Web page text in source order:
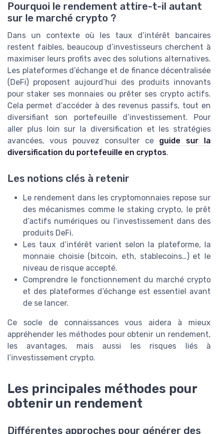
Pourquoi le rendement attire-t-il autant
sur le marché crypto ?
Dans un contexte où les taux d’intérêt bancaires
restent faibles, beaucoup d’investisseurs cherchent à
maximiser leurs profits avec des solutions alternatives.
Les plateformes d’échange et de finance décentralisée
(DeFi) proposent aujourd’hui des produits innovants
pour staker ses monnaies ou prêter ses crypto actifs.
Cela permet d’accéder à des revenus passifs, tout en
diversifiant son portefeuille d’investissement. Pour
aller plus loin sur la diversification et les stratégies
avancées, vous pouvez consulter ce guide sur la
diversification du portefeuille en cryptos.
Les notions clés à retenir
Le rendement dans les cryptomonnaies repose sur
des mécanismes comme le staking crypto, le prêt
d’actifs numériques ou l’investissement dans des
produits DeFi.
Les taux d’intérêt varient selon la plateforme, la
monnaie choisie (bitcoin, eth, stablecoins…) et le
niveau de risque accepté.
Comprendre le fonctionnement du marché crypto
et des plateformes d’échange est essentiel avant
de se lancer.
Ce socle de connaissances vous aidera à mieux
appréhender les méthodes pour obtenir un rendement,
les avantages, mais aussi les risques liés à
l’investissement crypto.
Les principales méthodes pour
obtenir un rendement
Différentes approches pour générer des